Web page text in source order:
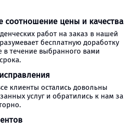
соотношение цены и качества
работ на заказ в нашей
бесплатную доработку
в течение выбранного вами
клиенты остались довольны
услуг и обратились к нам за